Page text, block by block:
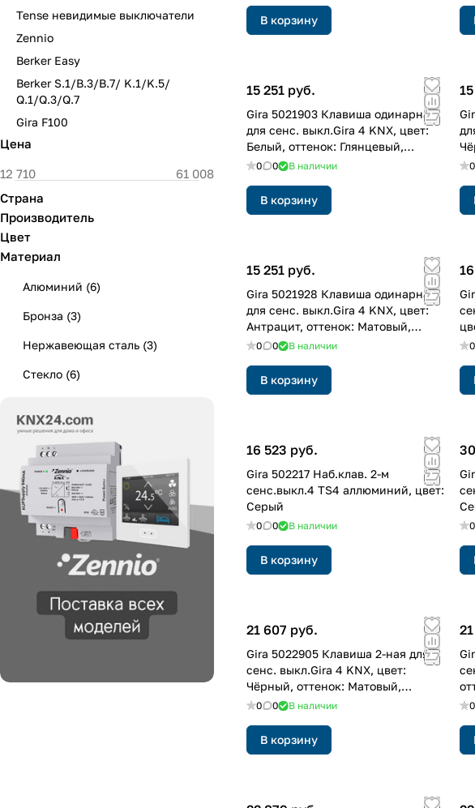
В корзину
15 251 руб.
Gira 5021903 Клавиша одинарная
для сенс. выкл.Gira 4 KNX, цвет:
Белый, оттенок: Глянцевый,
лакированный
0 0 В наличии
В корзину
0
15 251 руб.
Gira 5021928 Клавиша одинарная
для сенс. выкл.Gira 4 KNX, цвет:
Антрацит, оттенок: Матовый,
лакированный
0 0 В наличии
В корзину
0
16 523 руб.
Gira 502217 Hаб.клав. 2-м
сенс.выкл.4 TS4 аллюминий, цвет:
Серый
0 0 В наличии
В корзину
0
21 607 руб.
Gira 5022905 Клавиша 2-ная для
сенс. выкл.Gira 4 KNX, цвет:
Чёрный, оттенок: Матовый,
лакированный
0 0 В наличии
В корзину
0
Tense невидимые выключатели
Zennio
Berker Easy
Berker S.1/B.3/B.7/ K.1/K.5/
Q.1/Q.3/Q.7
Gira F100
Цена
Страна
Производитель
Цвет
Материал
Алюминий (6)
Бронза (3)
Нержавеющая сталь (3)
Стекло (6)